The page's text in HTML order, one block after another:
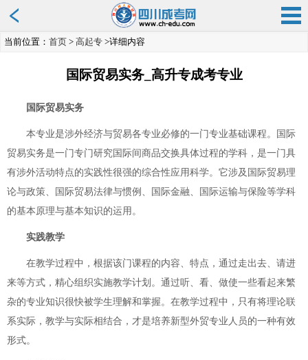
当前位置： 首页 > 高起专 >详细内容
国际贸易实务_高升专成考专业
国际贸易实务
本专业是涉外经济与贸易各专业必修的一门专业基础课程。国际
贸易实务是一门专门研究国际间商品交换具体过程的学科，是一门具
有涉外活动特点的实践性很强的综合性应用科学。它涉及国际贸易理
论与政策、国际贸易法律与惯例、国际金融、国际运输与保险等学科
的基本原理与基本知识的运用。
实践教学
在教学过程中，根据该门课程的内容、特点，通过走出去、请进
来等方式，精心组织实施教学计划。通过听、看、做使一些看起来繁
杂的专业知识很快被学生理解和掌握。在教学过程中，只有将理论联
系实际，教学与实际相结合，才是培养新型外贸专业人员的一种有效
形式。